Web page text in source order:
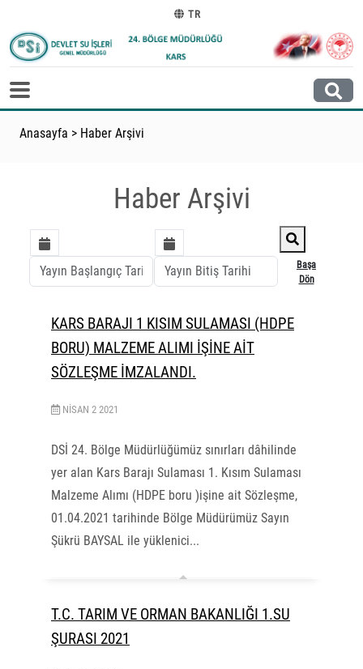
TR
Anasayfa > Haber Arşivi
Haber Arşivi
Başa
Dön
KARS BARAJI 1 KISIM SULAMASI (HDPE
BORU) MALZEME ALIMI İŞİNE AİT
SÖZLEŞME İMZALANDI.
NISAN 2 2021
DSİ 24. Bölge Müdürlüğümüz sınırları dâhilinde
yer alan Kars Barajı Sulaması 1. Kısım Sulaması
Malzeme Alımı (HDPE boru )işine ait Sözleşme,
01.04.2021 tarihinde Bölge Müdürümüz Sayın
Şükrü BAYSAL ile yüklenici...
T.C. TARIM VE ORMAN BAKANLIĞI 1.SU
ŞURASI 2021